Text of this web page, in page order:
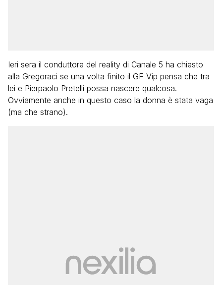
Ieri sera il conduttore del reality di Canale 5 ha chiesto
alla Gregoraci se una volta finito il GF Vip pensa che tra
lei e Pierpaolo Pretelli possa nascere qualcosa.
Ovviamente anche in questo caso la donna è stata vaga
(ma che strano).